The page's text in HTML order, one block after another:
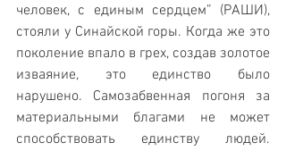
человек, с единым сердцем” (РАШИ),
стояли у Синайской горы. Когда же это
поколение впало в грех, создав золотое
изваяние, это единство было
нарушено. Самозабвенная погоня за
материальными благами не может
способствовать единству людей.